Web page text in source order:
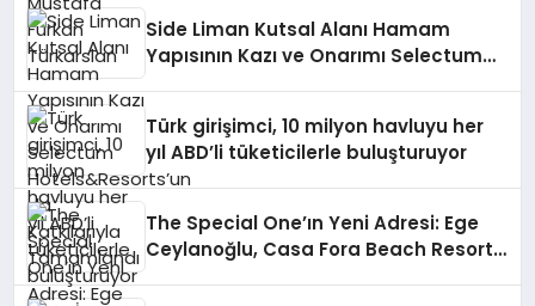
Side Liman Kutsal Alanı Hamam
Yapısının Kazı ve Onarımı Selectum
Türk girişimci, 10 milyon havluyu her
yıl ABD’li tüketicilerle buluşturuyor
The Special One’ın Yeni Adresi: Ege
Ceylanoğlu, Casa Fora Beach Resort